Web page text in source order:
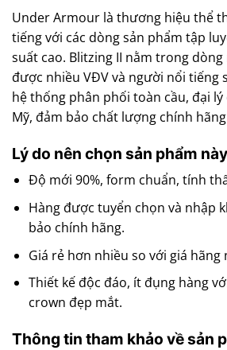
Under Armour là thương hiệu thể
tiếng với các dòng sản phẩm tập
suất cao. Blitzing II nằm trong
được nhiều VĐV và người nổi tiếng
hệ thống phân phối toàn cầu, đại lý
Mỹ, đảm bảo chất lượng chính
Lý do nên chọn sản phẩm này
Độ mới 90%, form chuẩn, tính
Hàng được tuyển chọn và nhập
bảo chính hãng.
Giá rẻ hơn nhiều so với giá hãng
Thiết kế độc đáo, ít đụng hàng
crown đẹp mắt.
Thông tin tham khảo về sản